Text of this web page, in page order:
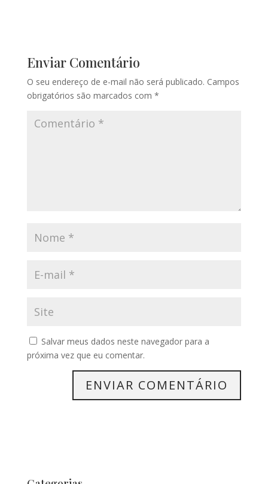
Enviar Comentário
O seu endereço de e-mail não será publicado. Campos
obrigatórios são marcados com *
Salvar meus dados neste navegador para a
próxima vez que eu comentar.